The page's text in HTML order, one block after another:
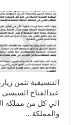
التنسيقية تثمن
عبدالفتاح السيسى
الي كل من مملكة
والمملكة…